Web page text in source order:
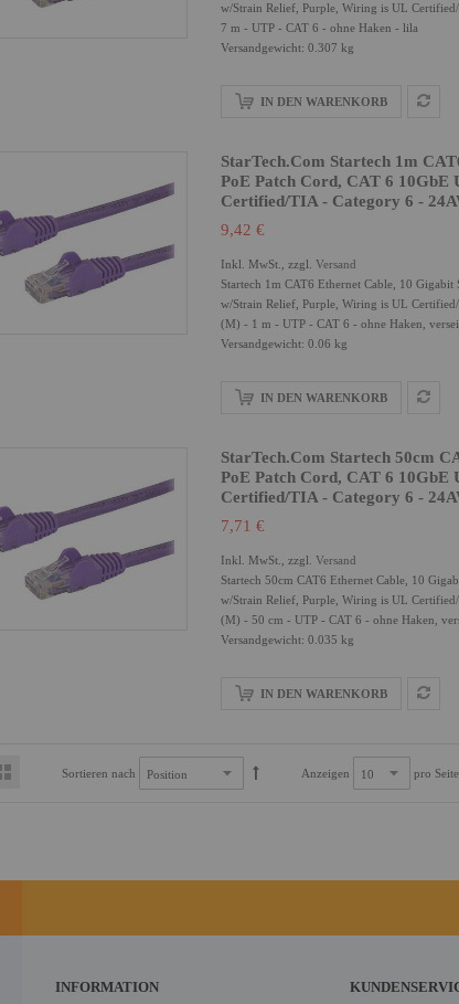
w/Strain Relief, Purple, Wiring is UL
7 m - UTP - CAT 6 - ohne Haken - lila
Versandgewicht: 0.307 kg
IN DEN WARENKORB
StarTech.com Startech 1m
PoE Patch Cord, CAT 6
Certified/TIA - Category 6 -
9,42 €
Inkl. MwSt., zzgl. Versand
Startech 1m CAT6 Ethernet Cable, 10
w/Strain Relief, Purple, Wiring is UL
(M) - 1 m - UTP - CAT 6 - ohne Haken,
Versandgewicht: 0.06 kg
IN DEN WARENKORB
StarTech.com Startech 50cm
PoE Patch Cord, CAT 6
Certified/TIA - Category 6 -
7,71 €
Inkl. MwSt., zzgl. Versand
Startech 50cm CAT6 Ethernet Cable, 10
w/Strain Relief, Purple, Wiring is UL
(M) - 50 cm - UTP - CAT 6 - ohne Haken,
Versandgewicht: 0.035 kg
IN DEN WARENKORB
Sortieren nach Anzeigen pro Seite
INFORMATION